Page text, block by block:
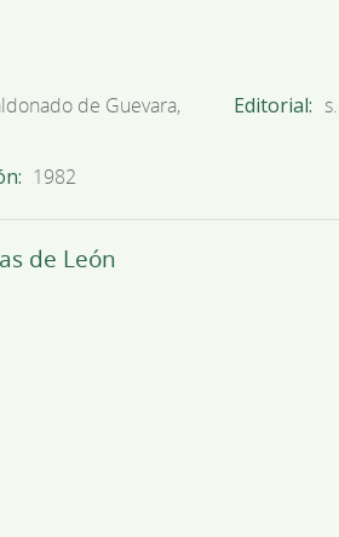
de Guevara,
Editorial
1982
de León